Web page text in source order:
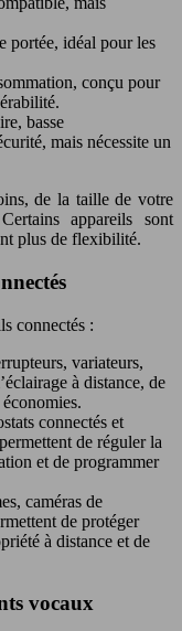
portée, idéal pour les
conçu pour
basse
mais nécessite un
de la taille de votre
appareils sont
plus de flexibilité.
connectés :
variateurs,
à distance, de
connectés et
de réguler la
et de programmer
caméras de
de protéger
à distance et de
vocaux